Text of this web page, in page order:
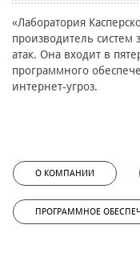
«Лаборатория
производитель систем
атак. Она входит в
программного
интернет-угроз.
О КОМПАНИИ
ПРОГРАММНОЕ